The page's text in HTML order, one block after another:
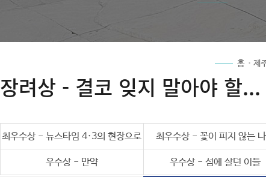
홈 제
장려상 - 결코 잊지 말아야 할...
최우수상 - 뉴스타임 4·3의 현장으로 최우수상 - 꽃이 피지 않는
우수상 - 만약 우수상 - 섬에 살던 이들